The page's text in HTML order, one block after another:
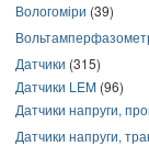
Вологоміри (39)
Датчики (315)
Датчики LEM (96)
Датчики напруги,
Датчики напруги,